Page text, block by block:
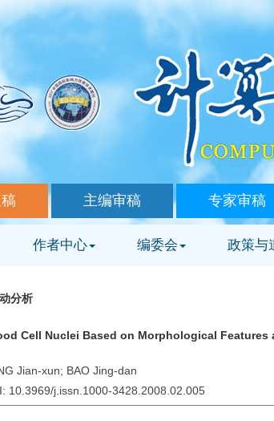
主编审稿 专家审稿
作者中心 编委会 政策与
分析
Cell Nuclei Based on Morphological Features
Jian-xun; BAO Jing-dan
10.3969/j.issn.1000-3428.2008.02.005